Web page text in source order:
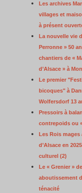
Les archives
villages et
à présent
La nouvelle vie
Perronne » 50
chantiers de «
d’Alsace » à
Le premier
bicoques" à
Wolfersdorf 13
Pressoirs à
contrepoids ou
Les Rois mages
d’Alsace en
culturel (2)
Le « Grenier »
aboutissement
ténacité